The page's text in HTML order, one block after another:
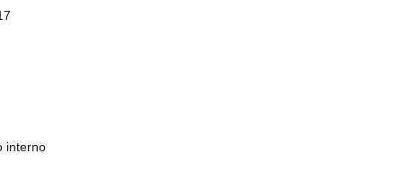
interno